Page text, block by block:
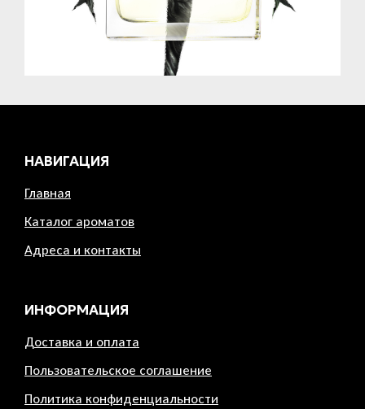
НАВИГАЦИЯ
Главная
Каталог ароматов
Адреса и контакты
ИНФОРМАЦИЯ
Доставка и оплата
Пользовательское соглашение
Политика конфиденциальности